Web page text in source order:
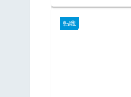
転職